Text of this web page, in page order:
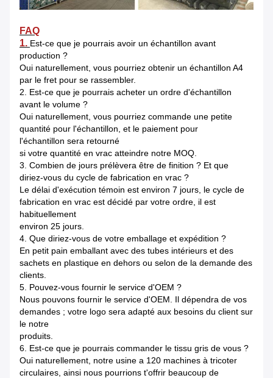
FAQ
1. Est-ce que je pourrais avoir un échantillon avant
production ?
Oui naturellement, vous pourriez obtenir un échantillon A4
par le fret pour se rassembler.
2. Est-ce que je pourrais acheter un ordre d'échantillon
avant le volume ?
Oui naturellement, vous pourriez commande une petite
quantité pour l'échantillon, et le paiement pour
l'échantillon sera retourné
si votre quantité en vrac atteindre notre MOQ.
3. Combien de jours prélèvera être de finition ? Et que
diriez-vous du cycle de fabrication en vrac ?
Le délai d'exécution témoin est environ 7 jours, le cycle de
fabrication en vrac est décidé par votre ordre, il est
habituellement
environ 25 jours.
4. Que diriez-vous de votre emballage et expédition ?
En petit pain emballant avec des tubes intérieurs et des
sachets en plastique en dehors ou selon de la demande des
clients.
5. Pouvez-vous fournir le service d'OEM ?
Nous pouvons fournir le service d'OEM. Il dépendra de vos
demandes ; votre logo sera adapté aux besoins du client sur
le notre
produits.
6. Est-ce que je pourrais commander le tissu gris de vous ?
Oui naturellement, notre usine a 120 machines à tricoter
circulaires, ainsi nous pourrions t'offrir beaucoup de